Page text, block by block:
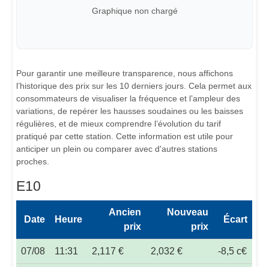
Graphique non chargé
Pour garantir une meilleure transparence, nous affichons
l’historique des prix sur les 10 derniers jours. Cela permet aux
consommateurs de visualiser la fréquence et l’ampleur des
variations, de repérer les hausses soudaines ou les baisses
régulières, et de mieux comprendre l’évolution du tarif
pratiqué par cette station. Cette information est utile pour
anticiper un plein ou comparer avec d'autres stations
proches.
E10
Date Heure
Ancien
prix
Nouveau
prix
Écart
07/08 11:31 2,117 € 2,032 € -8,5 c€